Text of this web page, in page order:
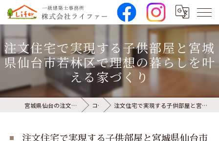
注文住宅で実現する子供部屋と宮城
県仙台市若林区で理想の暮らしを叶
える家づくり
宮城県仙台の注文住宅なら株式会社ライファー コラム 注文住宅で実現する子供部屋と宮城県仙台市若林区で理想の暮らしを叶える家づくり
注文住宅で実現する子供部屋と宮城県仙台市